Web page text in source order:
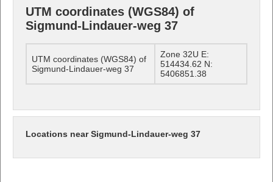
UTM coordinates (WGS84) of
Sigmund-Lindauer-weg 37
UTM coordinates (WGS84) of
Sigmund-Lindauer-weg 37
Zone 32U E:
514434.62 N:
5406851.38
Locations near Sigmund-Lindauer-weg 37